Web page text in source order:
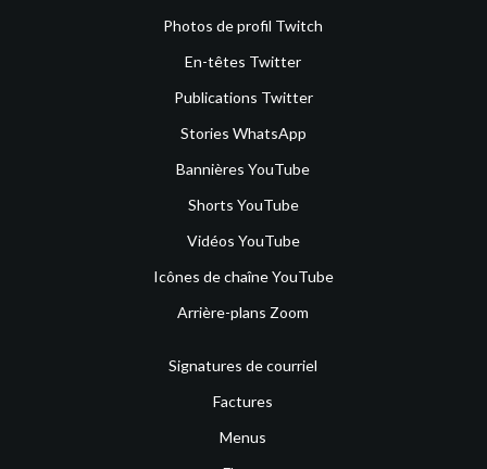
Photos de profil Twitch
En-têtes Twitter
Publications Twitter
Stories WhatsApp
Bannières YouTube
Shorts YouTube
Vidéos YouTube
Icônes de chaîne YouTube
Arrière-plans Zoom
Signatures de courriel
Factures
Menus